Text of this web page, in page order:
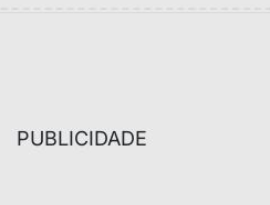
PUBLICIDADE